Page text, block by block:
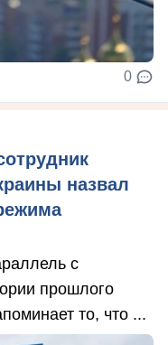
0
назвал
с
прошлого
то, что ...